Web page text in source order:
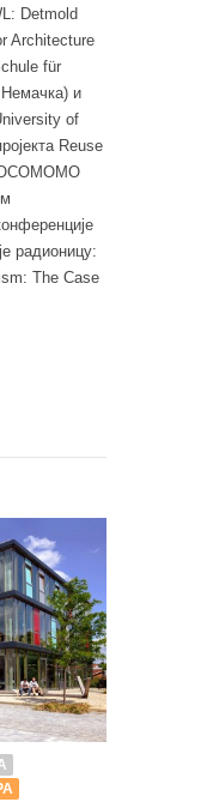
Detmold
Architecture
für
и
of
Reuse
радионицу:
The Case